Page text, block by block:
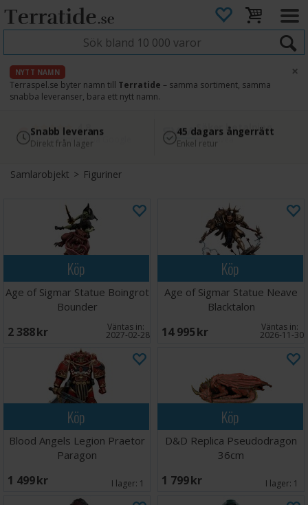
NYTT NAMN
Terraspel.se byter namn till Terratide – samma sortiment, samma
snabba leveranser, bara ett nytt namn.
×
4.8
Läs omdömen på Google
Säker betalning
med Svea
Snabb leverans
Direkt från lager
45 dagars ångerrätt
Enkel retur
Samlarobjekt> Figuriner
Köp
Age of Sigmar Statue Boingrot
Bounder
2 388 SEK Väntas in:
2027-02-28
Köp
Age of Sigmar Statue Neave
Blacktalon
14 995 SEK Väntas in:
2026-11-30
Köp
Blood Angels Legion Praetor
Paragon
1 499 SEK I lager: 1
Köp
D&D Replica Pseudodragon
36cm
1 799 SEK I lager: 1